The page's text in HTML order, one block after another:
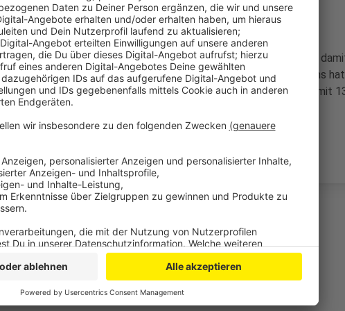
Anzeige
In Bonn sank die Zahl sogar um 8 %, auf 3.120. Beide Werte liegen
jeweiligen Durchschnitt der letzten 10 Jahre. Am meisten Zuwachs
Anstieg von 7 %. Den stärksten Rückgang meldet Ruppichteroth mit
Anzeige